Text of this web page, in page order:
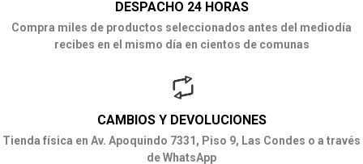
DESPACHO 24 HORAS
Compra miles de productos seleccionados antes del mediodía
recibes en el mismo día en cientos de comunas
CAMBIOS Y DEVOLUCIONES
Tienda física en Av. Apoquindo 7331, Piso 9, Las Condes o a través
de WhatsApp